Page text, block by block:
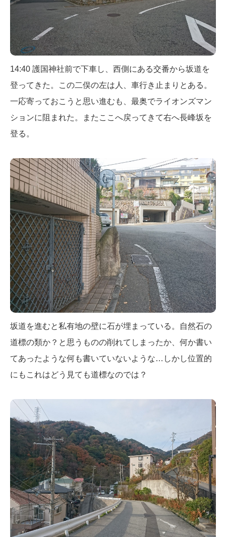
14:40 護国神社前で下車し、西側にある交番から坂道を
登ってきた。この二俣の左は人、車行き止まりとある。
一応寄っておこうと思い進むも、最奥でライオンズマン
ションに阻まれた。またここへ戻ってきて右へ長峰坂を
登る。
坂道を進むと私有地の壁に石が埋まっている。自然石の
道標の類か？と思うものの削れてしまったか、何か書い
てあったような何も書いていないような…しかし位置的
にもこれはどう見ても道標なのでは？